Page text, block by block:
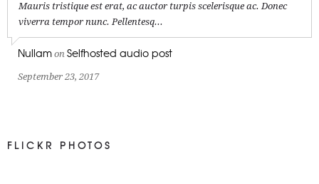
Mauris tristique est erat, ac auctor turpis scelerisque ac. Donec
viverra tempor nunc. Pellentesq...
Nullam on Selfhosted audio post
September 23, 2017
FLICKR PHOTOS